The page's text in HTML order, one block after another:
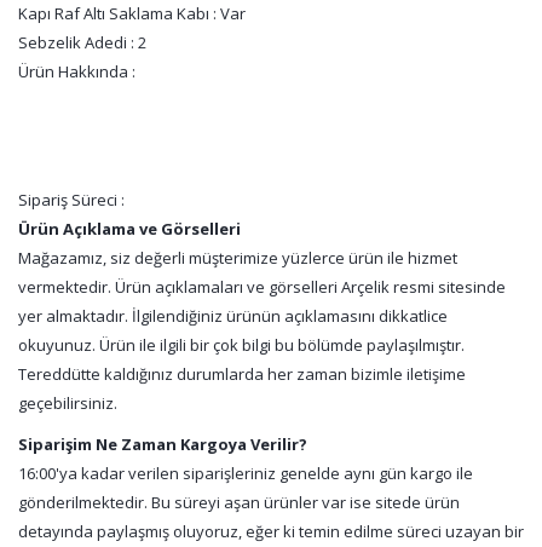
Kapı Raf Altı Saklama Kabı : Var
Sebzelik Adedi : 2
Ürün Hakkında :
Sipariş Süreci :
Ürün Açıklama ve Görselleri
Mağazamız, siz değerli müşterimize yüzlerce ürün ile hizmet
vermektedir. Ürün açıklamaları ve görselleri Arçelik resmi sitesinde
yer almaktadır. İlgilendiğiniz ürünün açıklamasını dikkatlice
okuyunuz. Ürün ile ilgili bir çok bilgi bu bölümde paylaşılmıştır.
Tereddütte kaldığınız durumlarda her zaman bizimle iletişime
geçebilirsiniz.
Siparişim Ne Zaman Kargoya Verilir?
16:00'ya kadar verilen siparişleriniz genelde aynı gün kargo ile
gönderilmektedir. Bu süreyi aşan ürünler var ise sitede ürün
detayında paylaşmış oluyoruz, eğer ki temin edilme süreci uzayan bir